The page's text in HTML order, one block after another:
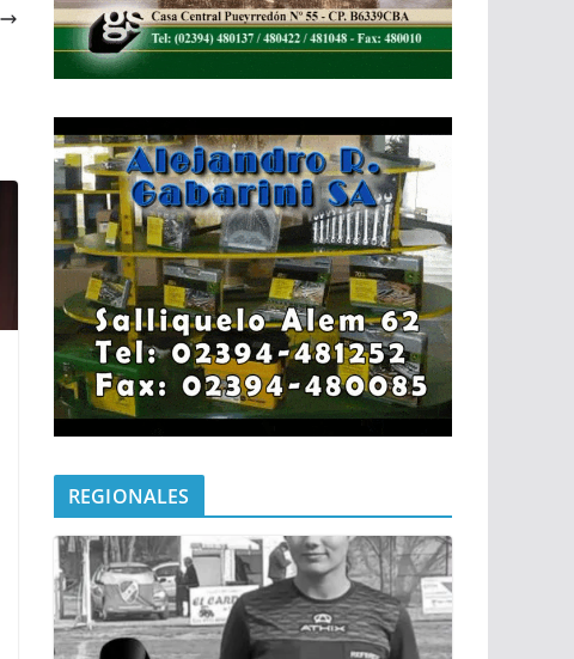
REGIONALES